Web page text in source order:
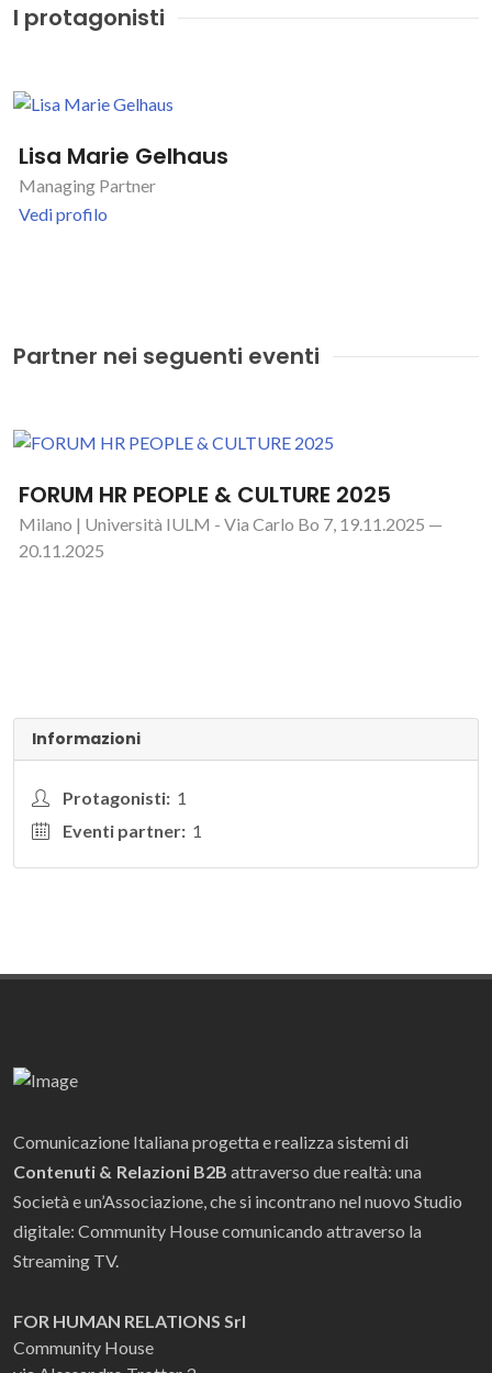
I protagonisti
Lisa Marie Gelhaus
Managing Partner
Vedi profilo
Partner nei seguenti eventi
FORUM HR PEOPLE & CULTURE 2025
Milano | Università IULM - Via Carlo Bo 7, 19.11.2025 —
20.11.2025
Informazioni
Protagonisti: 1
Eventi partner: 1
Comunicazione Italiana progetta e realizza sistemi di
Contenuti & Relazioni B2B attraverso due realtà: una
Società e un’Associazione, che si incontrano nel nuovo Studio
digitale: Community House comunicando attraverso la
Streaming TV.
FOR HUMAN RELATIONS Srl
Community House